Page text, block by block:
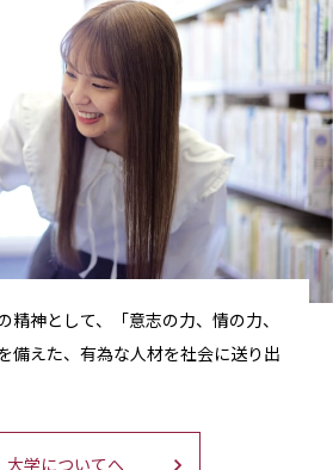
精神として、「意志の力、情の力、
備えた、有為な人材を社会に送り出
大学についてへ